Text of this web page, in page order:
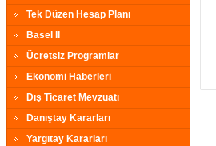
Tek Düzen Hesap Planı
Basel II
Ücretsiz Programlar
Ekonomi Haberleri
Dış Ticaret Mevzuatı
Danıştay Kararları
Yargıtay Kararları